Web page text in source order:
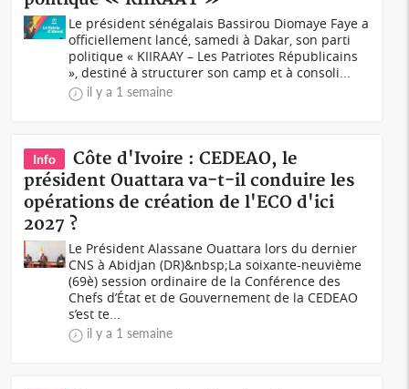
Le président sénégalais Bassirou Diomaye Faye a
officiellement lancé, samedi à Dakar, son parti
politique « KIIRAAY – Les Patriotes Républicains
», destiné à structurer son camp et à consoli...
il y a 1 semaine
Info
Côte d'Ivoire : CEDEAO, le
président Ouattara va-t-il conduire les
opérations de création de l'ECO d'ici
2027 ?
Le Président Alassane Ouattara lors du dernier
CNS à Abidjan (DR)&nbsp;La soixante-neuvième
(69è) session ordinaire de la Conférence des
Chefs d’État et de Gouvernement de la CEDEAO
s’est te...
il y a 1 semaine